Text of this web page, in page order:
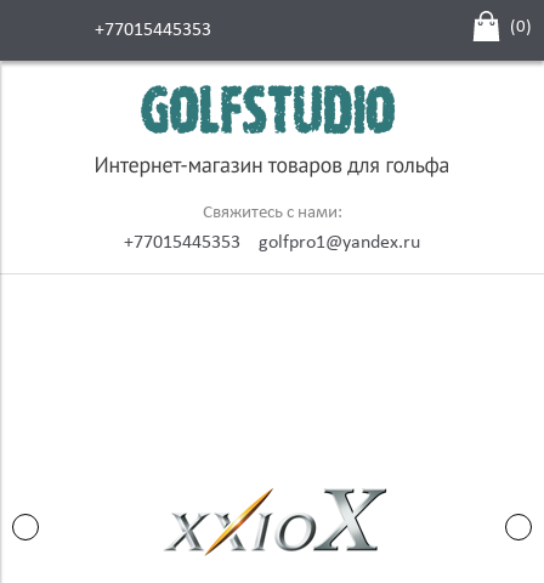
+77015445353 (0)
Свяжитесь с нами:
+77015445353 golfpro1@yandex.ru